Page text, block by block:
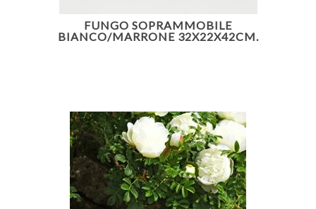
FUNGO SOPRAMMOBILE
BIANCO/MARRONE 32X22X42CM.